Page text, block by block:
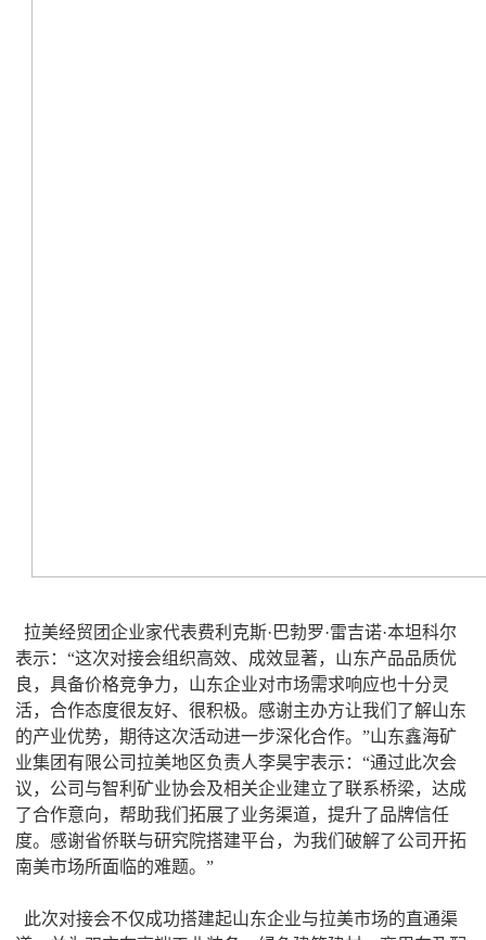
拉美经贸团企业家代表费利克斯·巴勃罗·雷吉诺·本坦科尔
表示：“这次对接会组织高效、成效显著，山东产品品质优
良，具备价格竞争力，山东企业对市场需求响应也十分灵
活，合作态度很友好、很积极。感谢主办方让我们了解山东
的产业优势，期待这次活动进一步深化合作。”山东鑫海矿
业集团有限公司拉美地区负责人李昊宇表示：“通过此次会
议，公司与智利矿业协会及相关企业建立了联系桥梁，达成
了合作意向，帮助我们拓展了业务渠道，提升了品牌信任
度。感谢省侨联与研究院搭建平台，为我们破解了公司开拓
南美市场所面临的难题。”
此次对接会不仅成功搭建起山东企业与拉美市场的直通渠